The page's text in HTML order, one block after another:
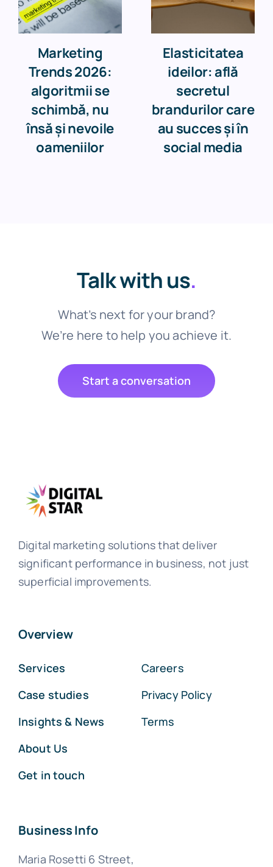
Marketing
Trends 2026:
algoritmii se
schimbă, nu
însă și nevoile
oameniilor
Elasticitatea
ideilor: află
secretul
brandurilor care
au succes și în
social media
Talk with us.
What’s next for your brand?
We’re here to help you achieve it.
Start a conversation
Digital marketing solutions that deliver
significant performance in business, not just
superficial improvements.
Overview
Services
Case studies
Insights & News
About Us
Get in touch
Careers
Privacy Policy
Terms
Business Info
Maria Rosetti 6 Street,